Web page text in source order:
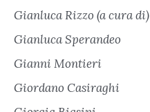
Gianluca Rizzo (a cura di)
Gianluca Sperandeo
Gianni Montieri
Giordano Casiraghi